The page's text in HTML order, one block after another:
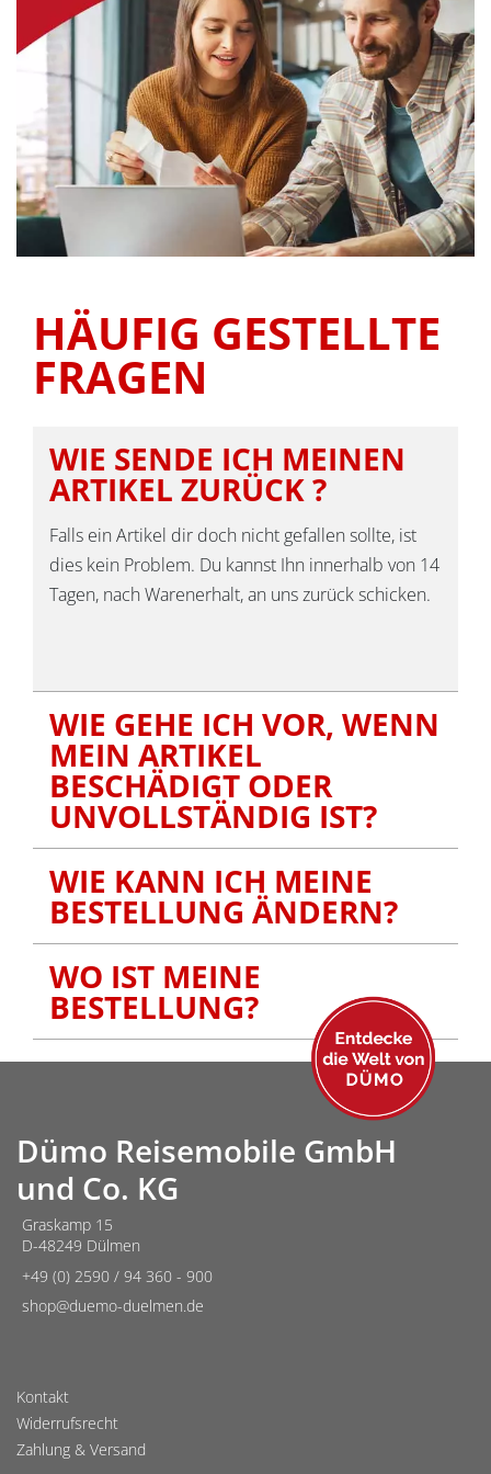
HÄUFIG GESTELLTE
FRAGEN
WIE SENDE ICH MEINEN
ARTIKEL ZURÜCK ?
Falls ein Artikel dir doch nicht gefallen sollte, ist
dies kein Problem. Du kannst Ihn innerhalb von 14
Tagen, nach Warenerhalt, an uns zurück schicken.
WIE GEHE ICH VOR, WENN
MEIN ARTIKEL
BESCHÄDIGT ODER
UNVOLLSTÄNDIG IST?
WIE KANN ICH MEINE
BESTELLUNG ÄNDERN?
WO IST MEINE
BESTELLUNG?
Dümo Reisemobile GmbH
und Co. KG
Graskamp 15
D-48249 Dülmen
+49 (0) 2590 / 94 360 - 900
shop@duemo-duelmen.de
Kontakt
Widerrufsrecht
Zahlung & Versand